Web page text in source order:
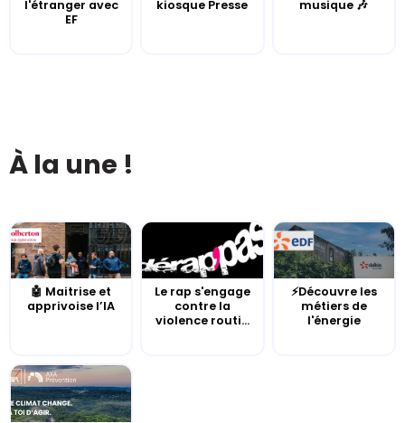
l'étranger avec
EF
kiosque Presse
musique 🎶
À la une !
🤖 Maitrise et
apprivoise l’IA
Le rap s'engage
contre la
violence routi...
⚡Découvre les
métiers de
l'énergie